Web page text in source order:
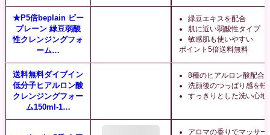
★P5倍beplain ビー
プレーン 緑豆弱酸
性クレンジングフォ
ーム…
緑豆エキスを配合
肌に近い弱酸性タイプ
敏感肌も使いやすい
ポイント5倍送料無料
送料無料ダイブイン
低分子ヒアルロン酸
クレンジングフォー
ム150ml-1…
8種のヒアルロン酸配合
洗顔後のつっぱり感を軽
すっきりとした洗い心地
アロマの香りでマッサー